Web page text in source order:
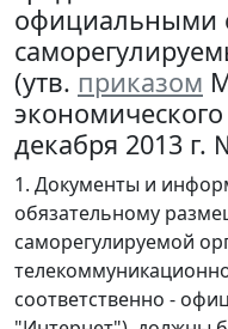
официальными
(утв. приказом
декабря 2013 г.
1. Документы и
обязательному
саморегулируемой
соответственно -